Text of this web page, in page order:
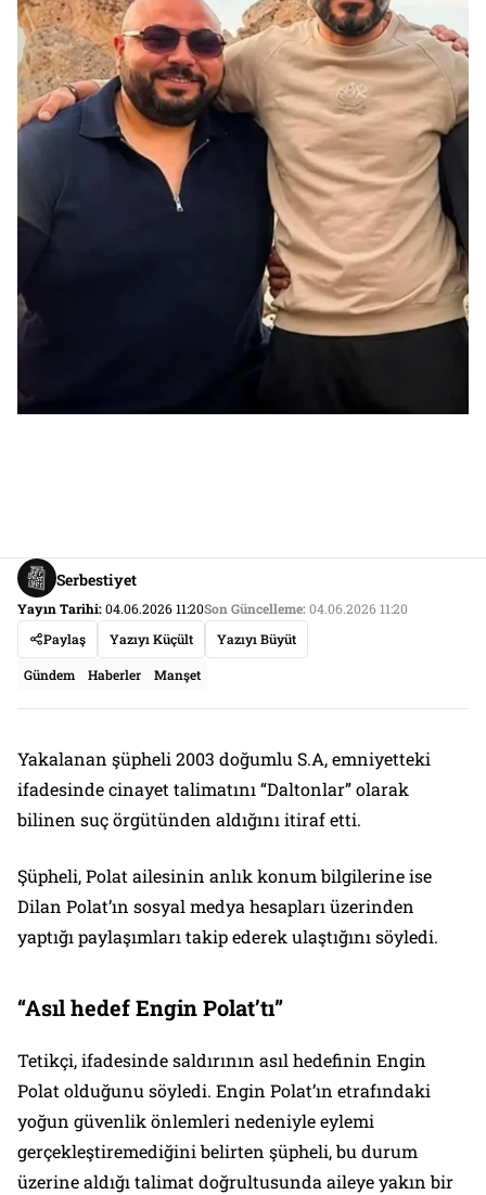
Serbestiyet
Yayın Tarihi:04.06.2026 11:20Son Güncelleme:04.06.2026 11:20
Paylaş
Yazıyı Küçült Yazıyı Büyüt
Gündem Haberler Manşet
Yakalanan şüpheli 2003 doğumlu S.A, emniyetteki
ifadesinde cinayet talimatını “Daltonlar” olarak
bilinen suç örgütünden aldığını itiraf etti.
Şüpheli, Polat ailesinin anlık konum bilgilerine ise
Dilan Polat’ın sosyal medya hesapları üzerinden
yaptığı paylaşımları takip ederek ulaştığını söyledi.
“Asıl hedef Engin Polat’tı”
Tetikçi, ifadesinde saldırının asıl hedefinin Engin
Polat olduğunu söyledi. Engin Polat’ın etrafındaki
yoğun güvenlik önlemleri nedeniyle eylemi
gerçekleştiremediğini belirten şüpheli, bu durum
üzerine aldığı talimat doğrultusunda aileye yakın bir